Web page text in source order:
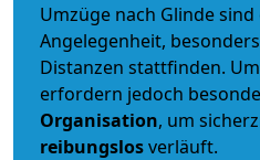
Umzüge nach Glinde
Angelegenheit,
Distanzen stattfinden.
erfordern jedoch
Organisation, um
reibungslosverläuft.